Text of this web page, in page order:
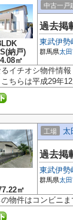
納戸)
㎡
中古一戸
過去掲
東武伊勢
群馬県太
イチオシ物件情
ちらは平成29年
㎡
工場 太
過去掲
東武伊勢
群馬県太
物件はコンビニま